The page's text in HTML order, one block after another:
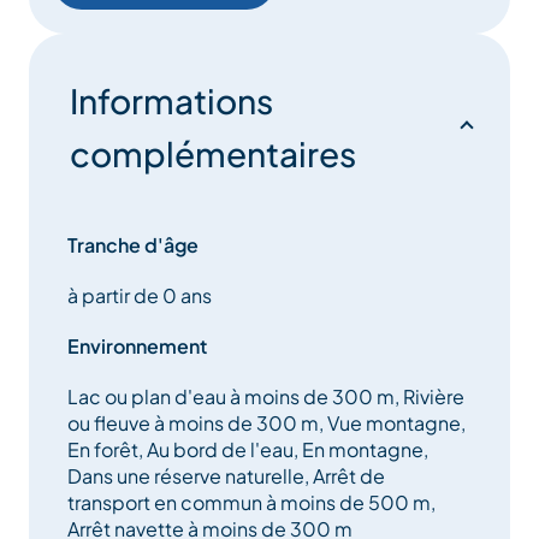
pour vous sur ce lieu de quiétude.
Informations
complémentaires
Tranche d'âge
à partir de 0 ans
Environnement
Lac ou plan d'eau à moins de 300 m, Rivière
ou fleuve à moins de 300 m, Vue montagne,
En forêt, Au bord de l'eau, En montagne,
Dans une réserve naturelle, Arrêt de
transport en commun à moins de 500 m,
Arrêt navette à moins de 300 m